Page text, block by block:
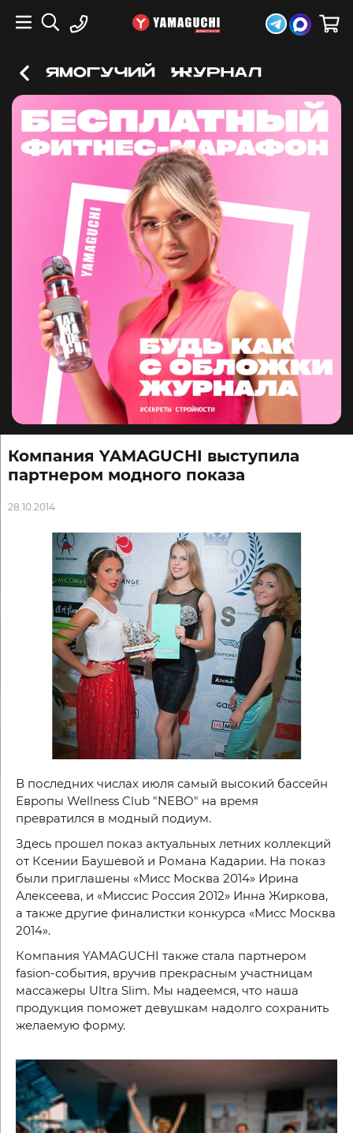
Компания YAMAGUCHI выступила
партнером модного показа
28.10.2014
В последних числах июля самый высокий бассейн
Европы Wellness Club "NEBO" на время
превратился в модный подиум.
Здесь прошел показ актуальных летних коллекций
от Ксении Баушевой и Романа Кадарии. На показ
были приглашены «Мисс Москва 2014» Ирина
Алексеева, и «Миссис Россия 2012» Инна Жиркова,
а также другие финалистки конкурса «Мисс Москва
2014».
Компания YAMAGUCHI также стала партнером
fasion-события, вручив прекрасным участницам
массажеры Ultra Slim. Мы надеемся, что наша
продукция поможет девушкам надолго сохранить
желаемую форму.